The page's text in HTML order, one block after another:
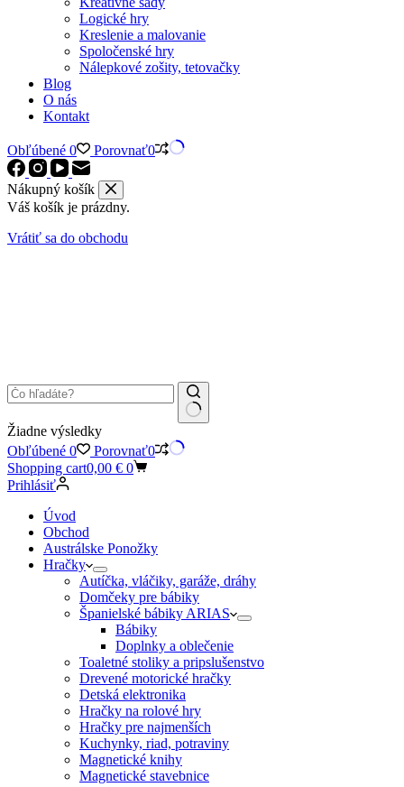
Logické hry
Kreslenie a malovanie
Spoločenské hry
Nálepkové zošity, tetovačky
Blog
O nás
Kontakt
Obľúbené 0 Porovnať0
Nákupný košík
Váš košík je prázdny.
Vrátiť sa do obchodu
Žiadne výsledky
Obľúbené 0 Porovnať0
Shopping cart0,00 € 0
Prihlásiť
Úvod
Obchod
Austrálske Ponožky
Hračky
Autíčka, vláčiky, garáže, dráhy
Domčeky pre bábiky
Španielské bábiky ARIAS
Bábiky
Doplnky a oblečenie
Toaletné stoliky a pripslušenstvo
Drevené motorické hračky
Detská elektronika
Hračky na rolové hry
Hračky pre najmenších
Kuchynky, riad, potraviny
Magnetické knihy
Magnetické stavebnice